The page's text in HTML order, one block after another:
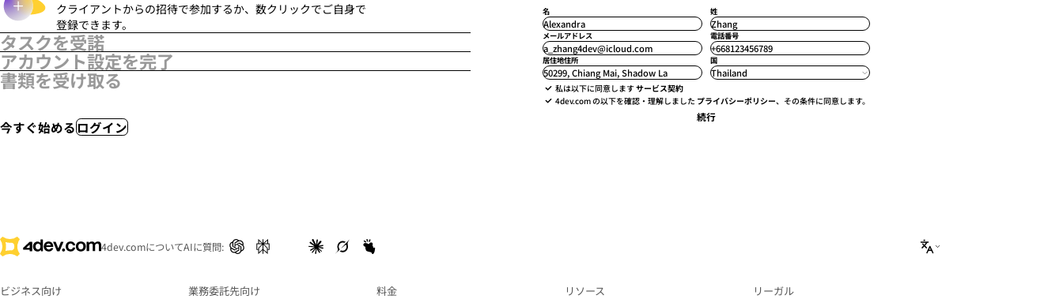
クライアントからの招待で参加するか、数クリックでご自身で
登録できます。
タスクを受諾
企業からタスクが送信されると、メール通知が届き、ダッシュ
ボードにも表示されます。各タスクには、サービス内容と報酬
アカウント設定を完了
希望する方法で報酬を受け取るための情報を追加します。
書類を受け取る
でも確認・ダウンロードできます。
今すぐ始めるログイン
名
Alexandra
姓
Zhang
メールアドレス
a_zhang4dev@icloud.com
電話番号
+668123456789
居住地住所
50299, Chiang Mai, Shadow La
国
Thailand
私は以下に同意しますサービス契約
4dev.com の以下を確認・理解しました プライバシーポリシー、その条件に同意します。
続行
4dev.comについてAIに質問:
ビジネス向け 業務委託先向け 料金 リソース リーガル